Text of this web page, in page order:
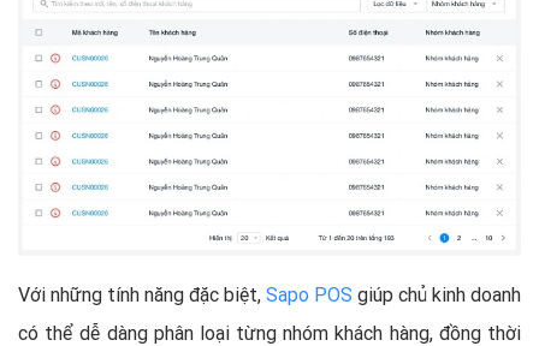
Với những tính năng đặc biệt, Sapo POS giúp chủ kinh doanh
có thể dễ dàng phân loại từng nhóm khách hàng, đồng thời